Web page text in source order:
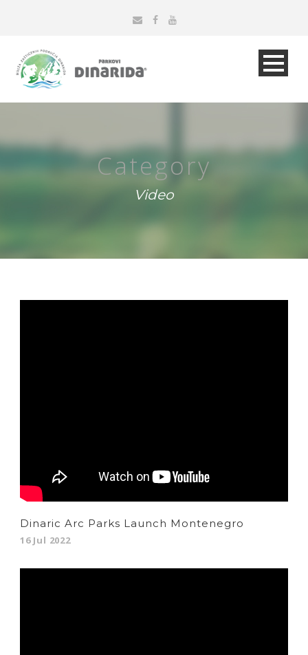
Category
Video
Dinaric Arc Parks Launch Montenegro
16 Jul 2022